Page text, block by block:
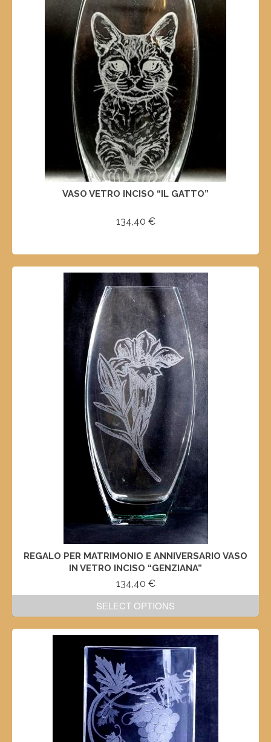
VASO VETRO INCISO “IL GATTO”
134,40 €
REGALO PER MATRIMONIO E ANNIVERSARIO VASO
IN VETRO INCISO “GENZIANA”
134,40 €
SELECT OPTIONS